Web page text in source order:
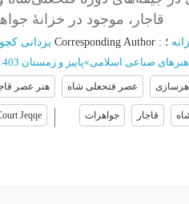
قاجار، موجود در خزانۀ
یزدانی Corresponding Author : ؛
هنرهای صناعی اسلامی»پاییز و زمستان 1403 - شماره 13
هنر عصر عصر فتحعلی شاه
Jeqqe جواهرات قاجار